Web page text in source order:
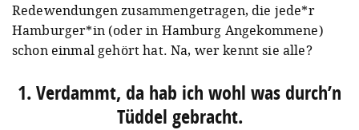
Redewendungen zusammengetragen, die jede*r
Hamburger*in (oder in Hamburg Angekommene)
schon einmal gehört hat. Na, wer kennt sie alle?
1. Verdammt, da hab ich wohl was durch’n
Tüddel gebracht.